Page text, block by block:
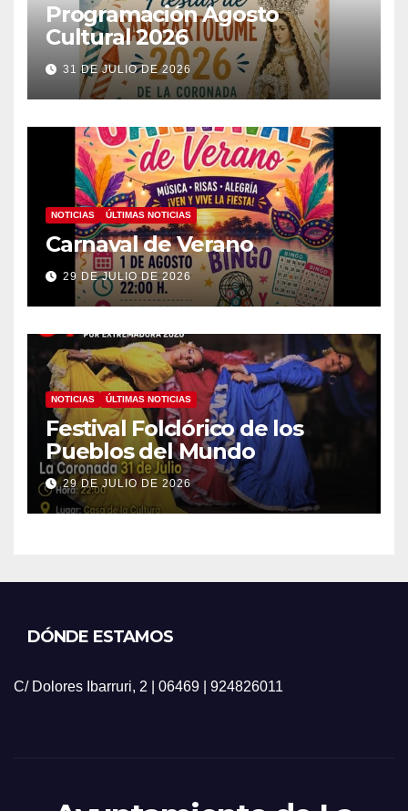
Programación Agosto
Cultural 2026
31 DE JULIO DE 2026
NOTICIAS ÚLTIMAS NOTICIAS
Carnaval de Verano
29 DE JULIO DE 2026
NOTICIAS ÚLTIMAS NOTICIAS
Festival Folclórico de los
Pueblos del Mundo
29 DE JULIO DE 2026
DÓNDE ESTAMOS
C/ Dolores Ibarruri, 2 | 06469 | 924826011